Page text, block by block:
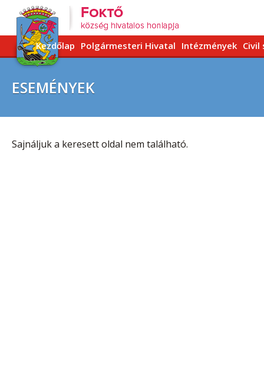
Kezdőlap Polgármesteri Hivatal Intézmények Civil
ESEMÉNYEK
Sajnáljuk a keresett oldal nem található.